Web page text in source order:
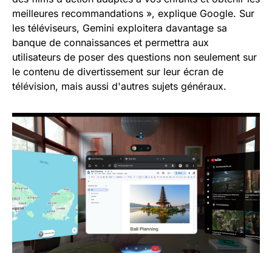
meilleures recommandations », explique Google. Sur
les téléviseurs, Gemini exploitera davantage sa
banque de connaissances et permettra aux
utilisateurs de poser des questions non seulement sur
le contenu de divertissement sur leur écran de
télévision, mais aussi d'autres sujets généraux.